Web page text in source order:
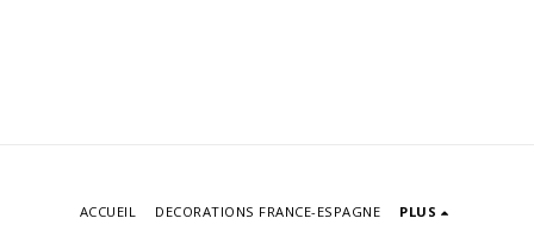
ACCUEIL DECORATIONS FRANCE-ESPAGNE PLUS